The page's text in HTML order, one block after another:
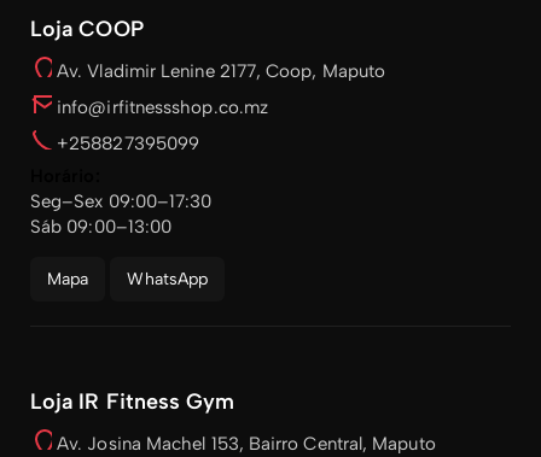
Loja COOP
Av. Vladimir Lenine 2177, Coop, Maputo
info@irfitnessshop.co.mz
+258827395099
Seg–Sex 09:00–17:30
Sáb 09:00–13:00
Mapa WhatsApp
Loja IR Fitness Gym
Av. Josina Machel 153, Bairro Central, Maputo